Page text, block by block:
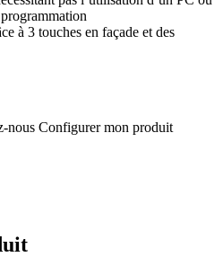
à 3 touches en façade et des
nous Configurer mon produit